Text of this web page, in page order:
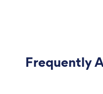
Frequently